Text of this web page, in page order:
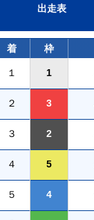
出走表
着 枠
１ 1
２ 3
３ 2
４ 5
５ 4